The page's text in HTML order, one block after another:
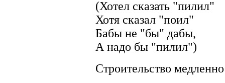
(Хотел сказать "пилил"
Хотя сказал "поил"
Бабы не "бы" дабы,
А надо бы "пилил")
Строительство